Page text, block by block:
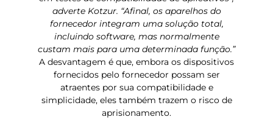
adverte Kotzur. “Afinal, os aparelhos do
fornecedor integram uma solução total,
incluindo software, mas normalmente
custam mais para uma determinada função.”
A desvantagem é que, embora os dispositivos
fornecidos pelo fornecedor possam ser
atraentes por sua compatibilidade e
simplicidade, eles também trazem o risco de
aprisionamento.